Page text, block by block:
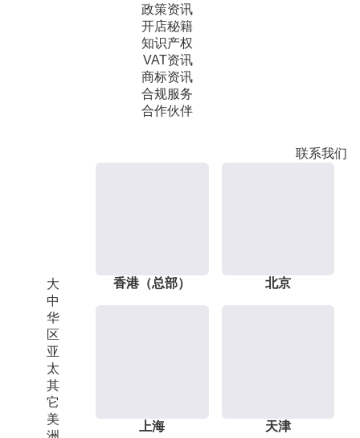
政策资讯
开店秘籍
知识产权
VAT资讯
商标资讯
合规服务
合作伙伴
联系我们
大
中
华
区
亚
太
其
它
美
香港（总部） 北京
上海 天津